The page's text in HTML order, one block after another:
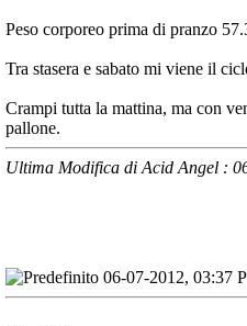
Peso corporeo prima di pranzo
Tra stasera e sabato mi viene il
Crampi tutta la mattina, ma con
pallone.
Ultima Modifica di Acid Angel :
06-07-2012, 03:37